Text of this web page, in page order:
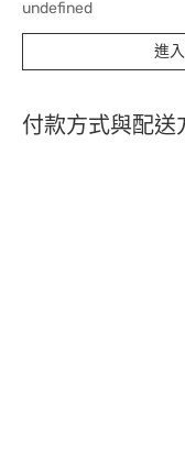
undefined
進
付款方式與配送